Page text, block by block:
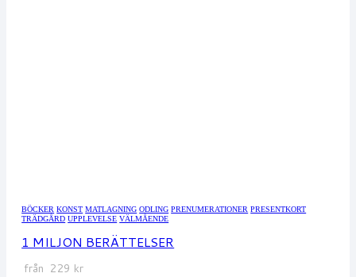
BÖCKER KONST MATLAGNING ODLING PRENUMERATIONER PRESENTKORT
TRÄDGÅRD UPPLEVELSE VÄLMÅENDE
1 MILJON BERÄTTELSER
från 229 kr